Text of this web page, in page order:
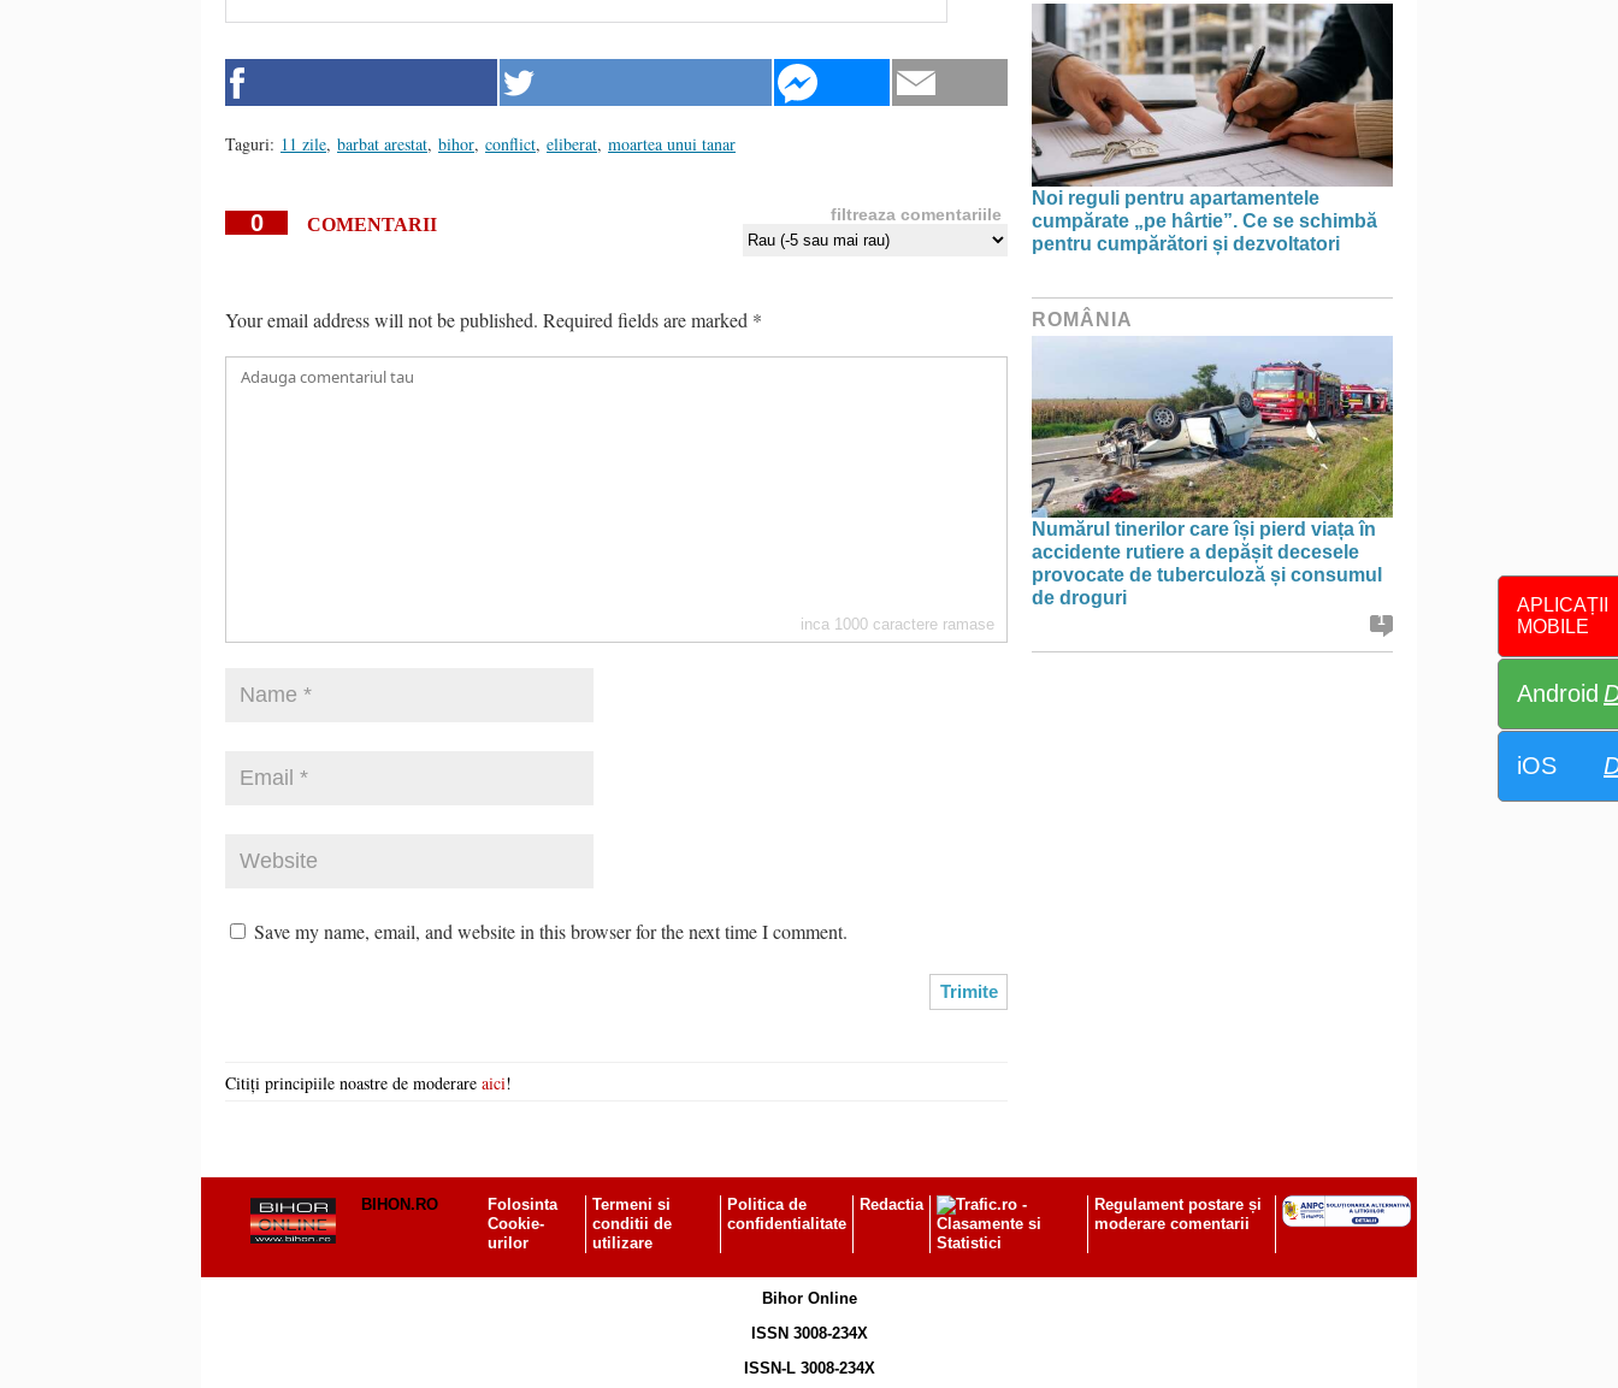
APLICAȚII
MOBILE
Android
iOS
Taguri: 11 zile, barbat arestat, bihor, conflict, eliberat, moartea unui tanar
0 COMENTARII filtreaza comentariile
Your email address will not be published. Required fields are marked *
inca 1000 caractere ramase
Save my name, email, and website in this browser for the next time I comment.
Citiți principiile noastre de moderare aici!
Noi reguli pentru apartamentele
cumpărate „pe hârtie”. Ce se schimbă
pentru cumpărători și dezvoltatori
ROMÂNIA
Numărul tinerilor care își pierd viața în
accidente rutiere a depășit decesele
provocate de tuberculoză și consumul
de droguri
1
BIHON.RO
Folosinta
Cookie-
urilor
Termeni si
conditii de
utilizare
Politica de
confidentialitate
Redactia
Regulament postare și
moderare comentarii
Bihor Online
ISSN 3008-234X
ISSN-L 3008-234X